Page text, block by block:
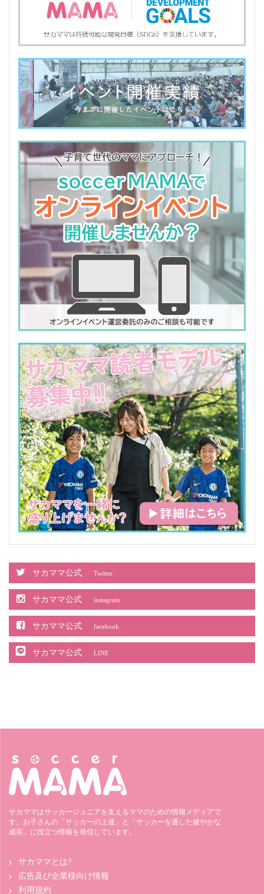
サカママ公式 Twitter
サカママ公式 instagram
サカママ公式 facebook
サカママ公式 LINE
サカママはサッカージュニアを支えるママのための情報メディアで
す。お子さんの「サッカーの上達」と「サッカーを通した健やかな
成長」に役立つ情報を発信しています。
サカママとは?
広告及び企業様向け情報
利用規約